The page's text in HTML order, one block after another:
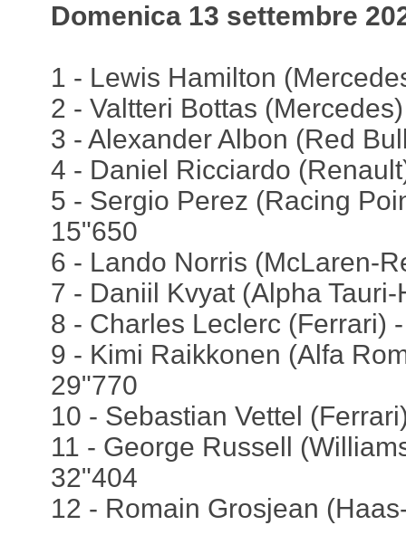
Domenica 13 settembre
1 - Lewis Hamilton
2 - Valtteri Bottas
3 - Alexander Albon (Red
4 - Daniel Ricciardo
5 - Sergio Perez (Racing
15"650
6 - Lando Norris (McLaren-
7 - Daniil Kvyat (Alpha
8 - Charles Leclerc (Ferrari)
9 - Kimi Raikkonen (Alfa
29"770
10 - Sebastian Vettel
11 - George Russell
32"404
12 - Romain Grosjean